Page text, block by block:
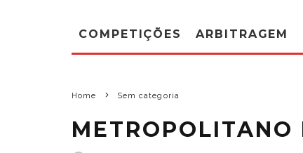
COMPETIÇÕES ARBITRAGEM
Home Sem categoria